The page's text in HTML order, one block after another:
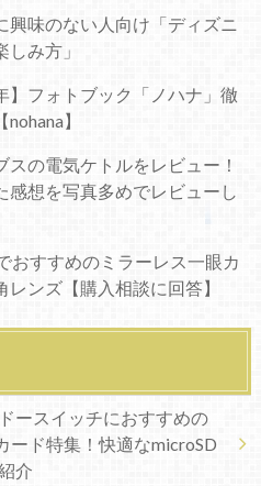
興味のない人向け「ディズニ
み方」
】フォトブック「ノハナ」徹
】
スの電気ケトルをレビュー！
感想を写真多めでレビューし
おすすめのミラーレス一眼カ
レンズ【購入相談に回答】
ースイッチにおすすめの
ード特集！快適なmicroSD
介